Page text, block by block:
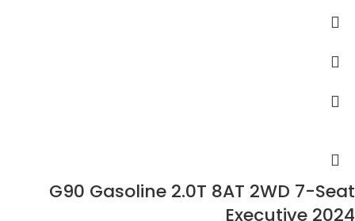
G90 Gasoline 2.0T 8AT 2WD 7-Seat
Executive 2024